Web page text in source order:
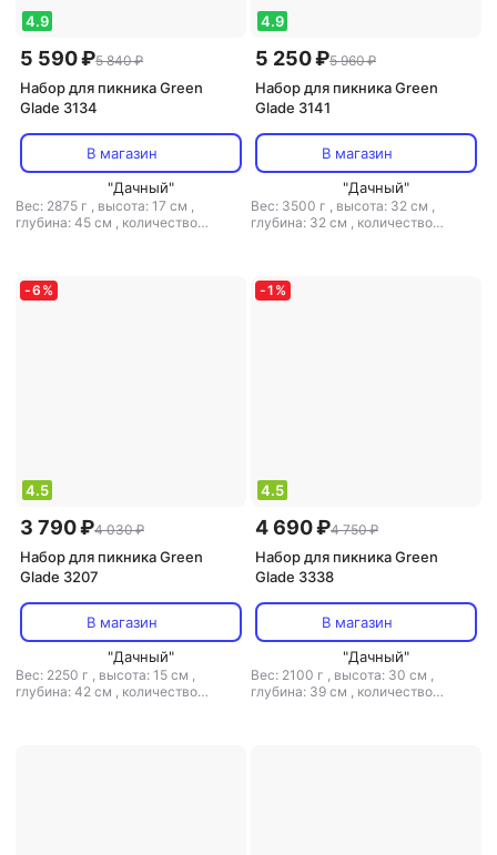
4.9
5 590 ₽5 840 ₽
Набор для пикника Green
Glade 3134
В магазин
"Дачный"
Вес: 2875 г , высота: 17 см ,
глубина: 45 см , количество
4.9
5 250 ₽5 960 ₽
Набор для пикника Green
Glade 3141
В магазин
"Дачный"
Вес: 3500 г , высота: 32 см ,
глубина: 32 см , количество
-6 %
4.5
3 790 ₽4 030 ₽
Набор для пикника Green
Glade 3207
В магазин
"Дачный"
Вес: 2250 г , высота: 15 см ,
глубина: 42 см , количество
-1 %
4.5
4 690 ₽4 750 ₽
Набор для пикника Green
Glade 3338
В магазин
"Дачный"
Вес: 2100 г , высота: 30 см ,
глубина: 39 см , количество